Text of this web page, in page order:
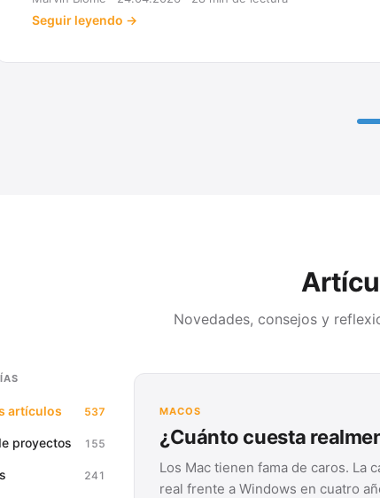
Seguir leyendo →
Novedades, consejos y
artículos 537
proyectos 155
241
MACOS
¿Cuánto cuesta
Los Mac tienen fama de caros. La
real frente a Windows en cuatro